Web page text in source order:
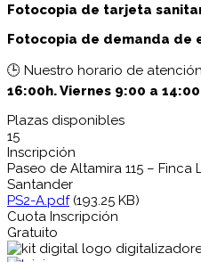
Fotocopia de tarjeta
Fotocopia de demanda de
🕒 Nuestro horario de
16:00h. Viernes 9:00 a
Plazas disponibles
15
Inscripción
Paseo de Altamira 115 – Finca
Santander
PS2-A.pdf (193.25 KB)
Cuota Inscripción
Gratuito